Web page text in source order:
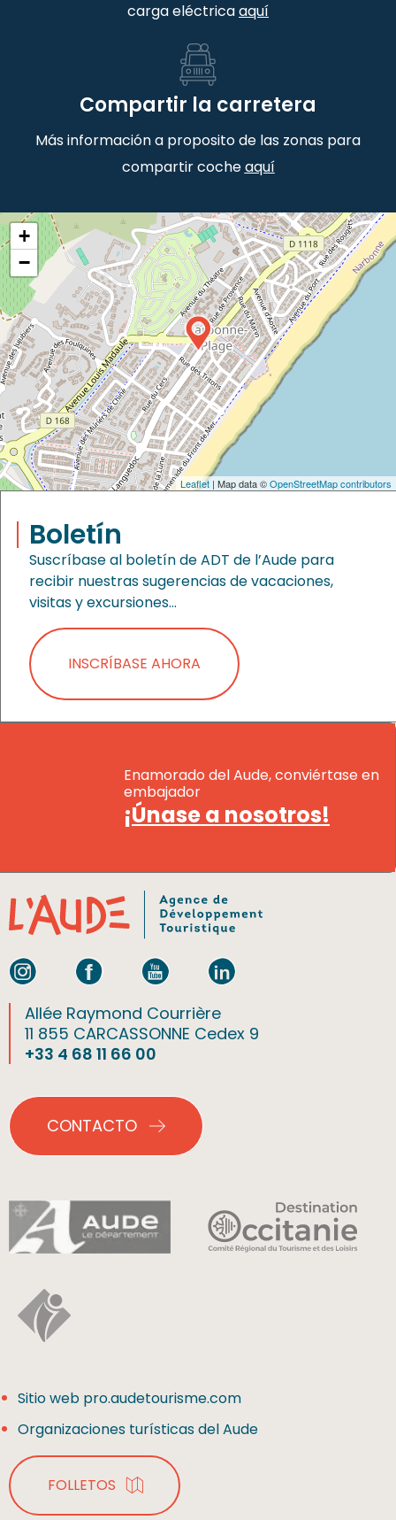
carga eléctricaaquí
Compartir la carretera
Más información a proposito de las zonas para
compartir cocheaquí
+
−
Leaflet | Map data ©OpenStreetMap contributors
Boletín
Suscríbase al boletín de ADT de l’Aude para
recibir nuestras sugerencias de vacaciones,
visitas y excursiones…
INSCRÍBASE AHORA
Enamorado del Aude, conviértase en
embajador
¡Únase a nosotros!
Allée Raymond Courrière
11 855 CARCASSONNE Cedex 9
+33 4 68 11 66 00
CONTACTO
Sitio web pro.audetourisme.com
Organizaciones turísticas del Aude
FOLLETOS